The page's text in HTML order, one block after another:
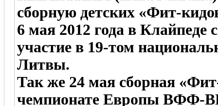
сборную детских «Фит-
6 мая 2012 года в
участие в 19-том
Литвы.
Так же 24 мая сборная
чемпионате Европы ВФФ-